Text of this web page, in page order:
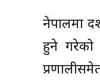
नेपालमा
हुने गरेको